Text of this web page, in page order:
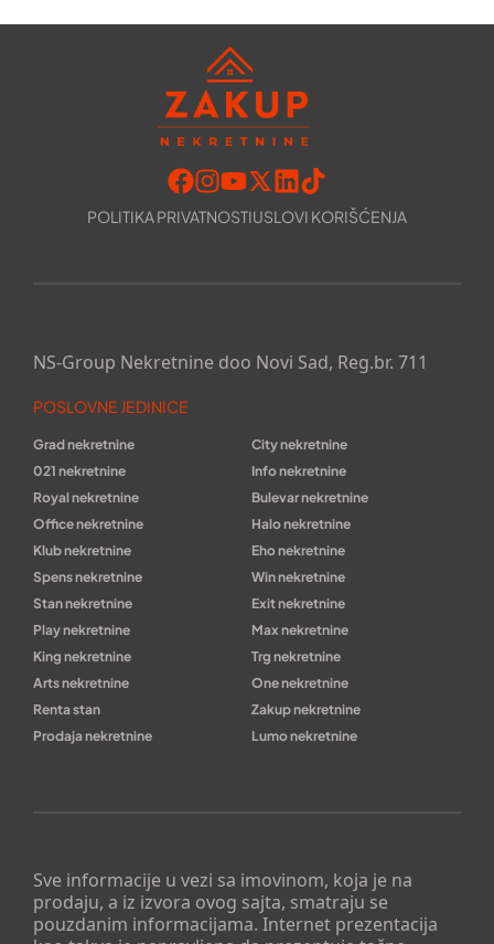
POLITIKA PRIVATNOSTIUSLOVI KORIŠĆENJA
Sve informacije u vezi sa imovinom, koja je na
prodaju, a iz izvora ovog sajta, smatraju se
pouzdanim informacijama. Internet prezentacija
NS-Group Nekretnine doo Novi Sad, Reg.br. 711
POSLOVNE JEDINICE
Grad nekretnine
City nekretnine
021 nekretnine
Info nekretnine
Royal nekretnine
Bulevar nekretnine
Office nekretnine
Halo nekretnine
Klub nekretnine
Eho nekretnine
Spens nekretnine
Win nekretnine
Stan nekretnine
Exit nekretnine
Play nekretnine
Max nekretnine
King nekretnine
Trg nekretnine
Arts nekretnine
One nekretnine
Renta stan
Zakup nekretnine
Prodaja nekretnine
Lumo nekretnine